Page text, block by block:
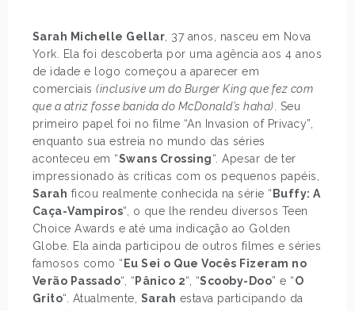
Sarah Michelle Gellar , 37 anos, nasceu em Nova
York. Ela foi descoberta por uma agência aos 4 anos
de idade e logo começou a aparecer em
comerciais(inclusive um do Burger King que fez com
que a atriz fosse banida do McDonald’s haha) . Seu
primeiro papel foi no filme “An Invasion of Privacy”,
enquanto sua estreia no mundo das séries
aconteceu em “Swans Crossing“. Apesar de ter
impressionado às críticas com os pequenos papéis,
Sarah ficou realmente conhecida na série “ Buffy: A
Caça-Vampiros“, o que lhe rendeu diversos Teen
Choice Awards e até uma indicação ao Golden
Globe. Ela ainda participou de outros filmes e séries
famosos como “ Eu Sei o Que Vocês Fizeram no
Verão Passado“, “ Pânico 2“, “Scooby-Doo” e “O
Grito“. Atualmente, Sarah estava participando da
POST ANTERIOR
ESTILO DE BLOGUEIRA:
FERNANDA DALLAN
PRÓXIMO POST
VLOGS - VIAGEM PARA
ISTAMBUL